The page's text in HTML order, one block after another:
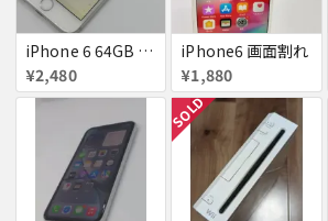
iPhone 6 64GB Softbank
¥2,480
iPhone6 画面割れ
¥1,880
SOLD